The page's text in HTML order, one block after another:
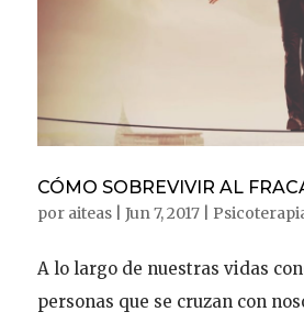
CÓMO SOBREVIVIR AL
por aiteas| Jun 7, 2017|
A lo largo de nuestras vidas
personas que se cruzan con